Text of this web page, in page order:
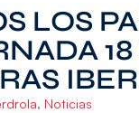
LOS
, Noticias